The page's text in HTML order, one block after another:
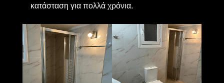
κατάσταση για πολλά χρόνια.